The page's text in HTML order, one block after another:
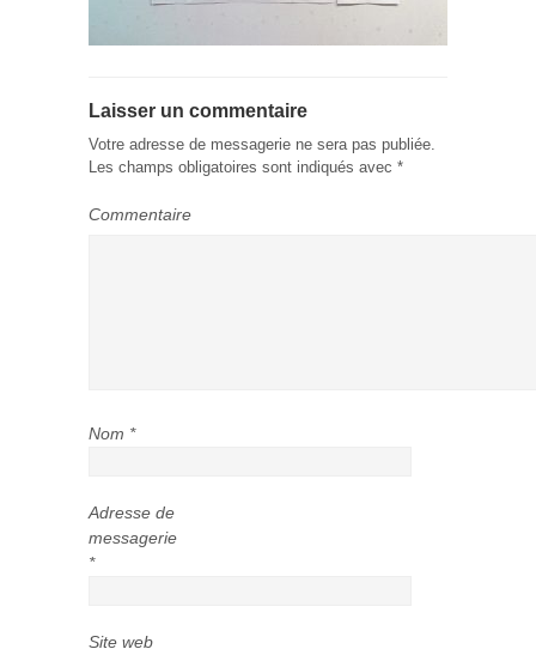
Laisser un commentaire
Votre adresse de messagerie ne sera pas publiée.
Les champs obligatoires sont indiqués avec *
Commentaire
Nom *
Adresse de
messagerie
*
Site web